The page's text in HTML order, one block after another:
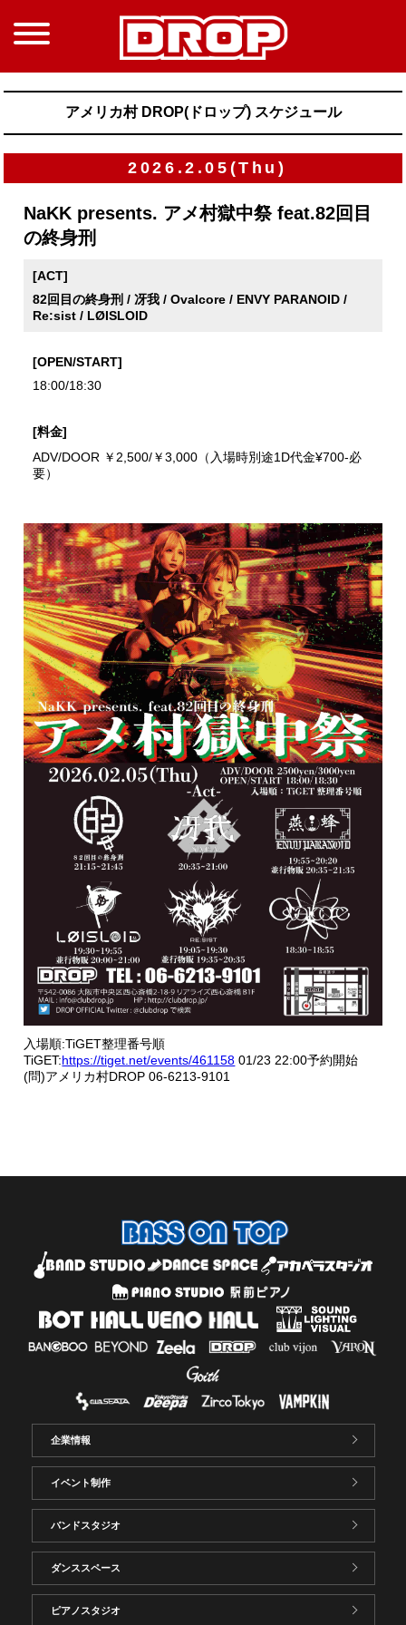
アメリカ村 DROP(ドロップ) スケジュール
2026.2.05(Thu)
NaKK presents. アメ村獄中祭 feat.82回目
の終身刑
[ACT]
82回目の終身刑 / 冴我 / Ovalcore / ENVY PARANOID /
Re:sist / LØISLOID
[OPEN/START]
18:00/18:30
[料金]
ADV/DOOR ￥2,500/￥3,000（入場時別途1D代金¥700-必
要）
入場順:TiGET整理番号順
TiGET:https://tiget.net/events/461158 01/23 22:00予約開始
(問)アメリカ村DROP 06-6213-9101
企業情報
イベント制作
バンドスタジオ
ダンススペース
ピアノスタジオ